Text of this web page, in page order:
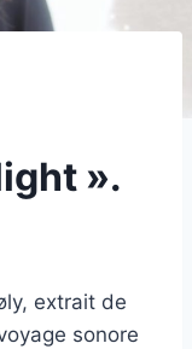
».
extrait de
sonore